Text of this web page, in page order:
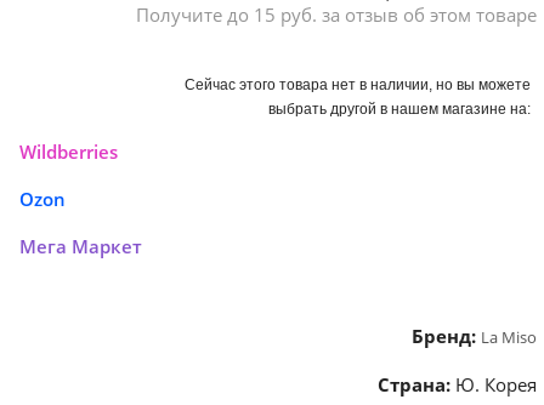
Получите до 15 руб. за отзыв об этом товаре
Сейчас этого товара нет в наличии, но вы можете
выбрать другой в нашем магазине на:
Wildberries
Ozon
Мега Маркет
Бренд: La Miso
Страна: Ю. Корея